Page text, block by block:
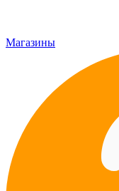
Магазины